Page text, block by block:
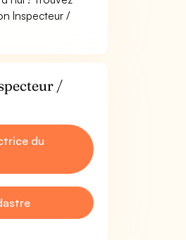
Inspecteur /
/
du